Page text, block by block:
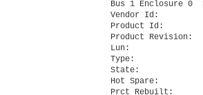
Bus 1 Enclosure 0
Vendor Id:
Product Id:
Product Revision:
Lun:
Type:
Hot Spare:
Prct Rebuilt: